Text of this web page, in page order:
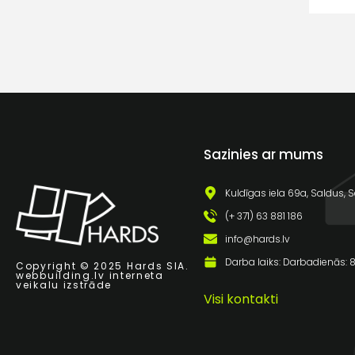
Copyright © 2025 Hards SIA.
webbuilding.lv interneta
veikalu izstrāde
Sazinies ar mums
Kuldīgas iela 69a, Saldus,
(+ 371) 63 881 186
info@hards.lv
Darba laiks: Darbadienās:
Visi kontakti